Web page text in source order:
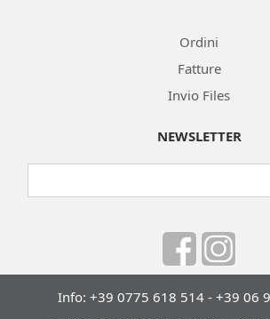
Ordini
Fatture
Invio Files
NEWSLETTER
Info: +39 0775 618 514 - +39 06